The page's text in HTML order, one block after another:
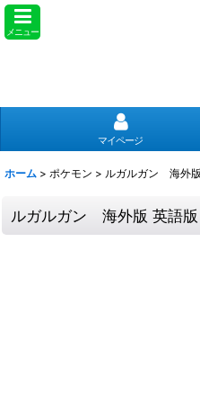
メニュー
マイページ
ホーム > ポケモン > ルガルガン 海外
ルガルガン 海外版 英